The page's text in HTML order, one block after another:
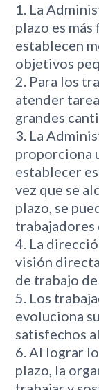
La
plazo es
establecen
objetivos
Para los
atender
grandes
La
proporciona
establecer
vez que se
plazo, se
trabajadores
La
visión
de trabajo
Los
evoluciona
satisfechos
Al lograr
plazo, la